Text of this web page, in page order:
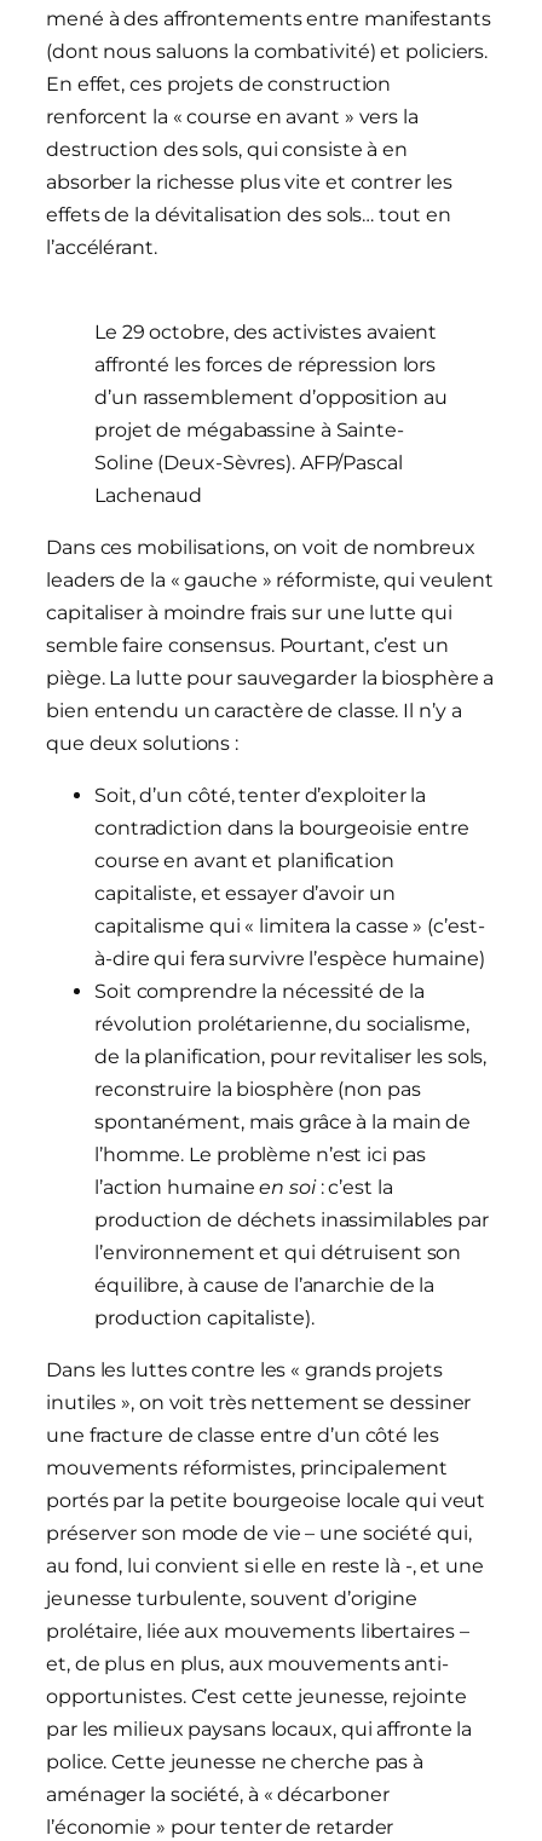
mené à des affrontements entre manifestants
(dont nous saluons la combativité) et policiers.
En effet, ces projets de construction
renforcent la « course en avant » vers la
destruction des sols, qui consiste à en
absorber la richesse plus vite et contrer les
effets de la dévitalisation des sols… tout en
l’accélérant.
Le 29 octobre, des activistes avaient
affronté les forces de répression lors
d’un rassemblement d’opposition au
projet de mégabassine à Sainte-
Soline (Deux-Sèvres). AFP/Pascal
Lachenaud
Dans ces mobilisations, on voit de nombreux
leaders de la « gauche » réformiste, qui veulent
capitaliser à moindre frais sur une lutte qui
semble faire consensus. Pourtant, c’est un
piège. La lutte pour sauvegarder la biosphère a
bien entendu un caractère de classe. Il n’y a
que deux solutions :
Soit, d’un côté, tenter d’exploiter la
contradiction dans la bourgeoisie entre
course en avant et planification
capitaliste, et essayer d’avoir un
capitalisme qui « limitera la casse » (c’est-
à-dire qui fera survivre l’espèce humaine)
Soit comprendre la nécessité de la
révolution prolétarienne, du socialisme,
de la planification, pour revitaliser les sols,
reconstruire la biosphère (non pas
spontanément, mais grâce à la main de
l’homme. Le problème n’est ici pas
l’action humaineen soi: c’est la
production de déchets inassimilables par
l’environnement et qui détruisent son
équilibre, à cause de l’anarchie de la
production capitaliste).
Dans les luttes contre les « grands projets
inutiles », on voit très nettement se dessiner
une fracture de classe entre d’un côté les
mouvements réformistes, principalement
portés par la petite bourgeoise locale qui veut
préserver son mode de vie – une société qui,
au fond, lui convient si elle en reste là -, et une
jeunesse turbulente, souvent d’origine
prolétaire, liée aux mouvements libertaires –
et, de plus en plus, aux mouvements anti-
opportunistes. C’est cette jeunesse, rejointe
par les milieux paysans locaux, qui affronte la
police. Cette jeunesse ne cherche pas à
aménager la société, à « décarboner
l’économie » pour tenter de retarder